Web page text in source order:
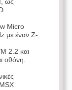
Micro
με έναν Z-
2.2 και
οθόνη.